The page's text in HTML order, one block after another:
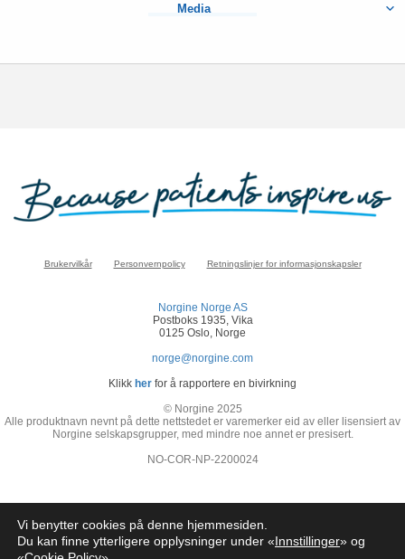
Media
Brukervilkår Personvernpolicy Retningslinjer for informasjonskapsler
Norgine Norge AS
Postboks 1935, Vika
0125 Oslo, Norge
norge@norgine.com
Klikk her for å rapportere en bivirkning
© Norgine 2025
Alle produktnavn nevnt på dette nettstedet er varemerker eid av eller lisensiert av
Norgine selskapsgrupper, med mindre noe annet er presisert.
NO-COR-NP-2200024
Vi benytter cookies på denne hjemmesiden.
Du kan finne ytterligere opplysninger under «Innstillinger» og